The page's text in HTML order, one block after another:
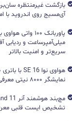
بازگشت غیرمنتظره
آی‌مسیج روی اندروید
میلی‌آمپرساعت و ردیابی
سریع‌تر و امنیت بالاتر
نمایشگر ۸۰۰۰ نیتی معرفی شد
تشخیص ایست قلبی